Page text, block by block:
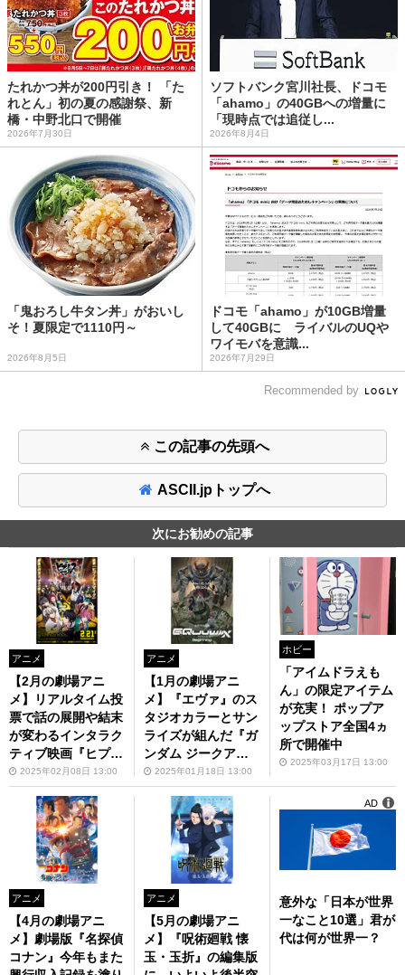
たれかつ丼が200円引き！ 「た
れとん」初の夏の感謝祭、新
橋・中野北口で開催
2026年7月30日
ソフトバンク宮川社長、ドコモ
「ahamo」の40GBへの増量に
「現時点では追従し...
2026年8月4日
「鬼おろし牛タン丼」がおいし
そ！夏限定で1110円～
2026年8月5日
ドコモ「ahamo」が10GB増量
して40GBに ライバルのUQや
ワイモバを意識...
2026年7月29日
Recommended by
この記事の先頭へ
ASCII.jpトップへ
次にお勧めの記事
アニメ
【2月の劇場アニ
メ】リアルタイム投
票で話の展開や結末
が変わるインタラク
ティブ映画『ヒプノ
シスマイク』が注目
2025年02月08日 13:00
アニメ
【1月の劇場アニ
メ】『エヴァ』のス
タジオカラーとサン
ライズが組んだ『ガ
ンダム ジークアク
ス』が超話題！
2025年01月18日 13:00
ホビー
「アイムドラえも
ん」の限定アイテム
が充実！ ポップア
ップストア全国4ヵ
所で開催中
2025年03月17日 13:00
アニメ
【4月の劇場アニ
メ】劇場版『名探偵
コナン』今年もまた
アニメ
【5月の劇場アニ
メ】『呪術廻戦 懐
玉・玉折』の編集版
意外な「日本が世界
一なこと10選」君が
代は何が世界一？
AD